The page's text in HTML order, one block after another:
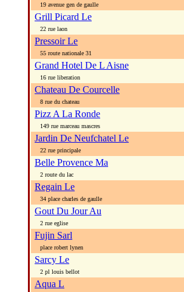
19 avenue gen de gaulle
Grill Picard Le
22 rue laon
Pressoir Le
55 route nationale 31
Grand Hotel De L Aisne
16 rue liberation
Chateau De Courcelle
8 rue du chateau
Pizz A La Ronde
149 rue marceau mascres
Jardin De Neufchatel Le
22 rue principale
Belle Provence Ma
2 route du lac
Regain Le
34 place charles de gaulle
Gout Du Jour Au
2 rue eglise
Fujin Sarl
place robert lynen
Sarcy Le
2 pl louis bellot
Aqua L